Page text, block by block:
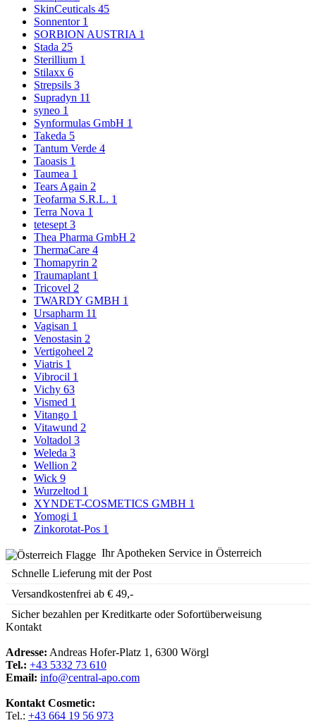
SkinCeuticals 45
Sonnentor 1
SORBION AUSTRIA 1
Stada 25
Sterillium 1
Stilaxx 6
Strepsils 3
Supradyn 11
syneo 1
Synformulas GmbH 1
Takeda 5
Tantum Verde 4
Taoasis 1
Taumea 1
Tears Again 2
Teofarma S.R.L. 1
Terra Nova 1
tetesept3
Thea Pharma GmbH 2
ThermaCare 4
Thomapyrin 2
Traumaplant 1
Tricovel 2
TWARDY GMBH 1
Ursapharm 11
Vagisan 1
Venostasin 2
Vertigoheel 2
Viatris 1
Vibrocil 1
Vichy 63
Vismed 1
Vitango 1
Vitawund 2
Voltadol 3
Weleda 3
Wellion 2
Wick 9
Wurzeltod 1
XYNDET-COSMETICS GMBH 1
Yomogi 1
Zinkorotat-Pos 1
Ihr Apotheken Service in Österreich
Schnelle Lieferung mit der Post
Versandkostenfrei ab € 49,-
Sicher bezahlen per Kreditkarte oder Sofortüberweisung
Kontakt
Adresse: Andreas Hofer-Platz 1, 6300 Wörgl
Tel.: +43 5332 73 610
Email: info@central-apo.com
Kontakt Cosmetic:
Tel.: +43 664 19 56 973